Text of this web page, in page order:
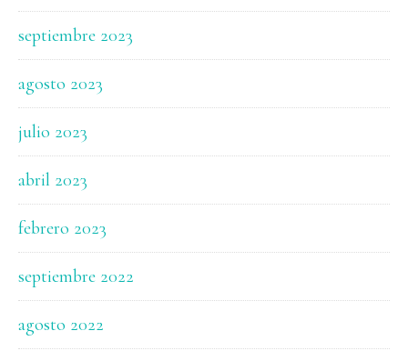
septiembre 2023
agosto 2023
julio 2023
abril 2023
febrero 2023
septiembre 2022
agosto 2022